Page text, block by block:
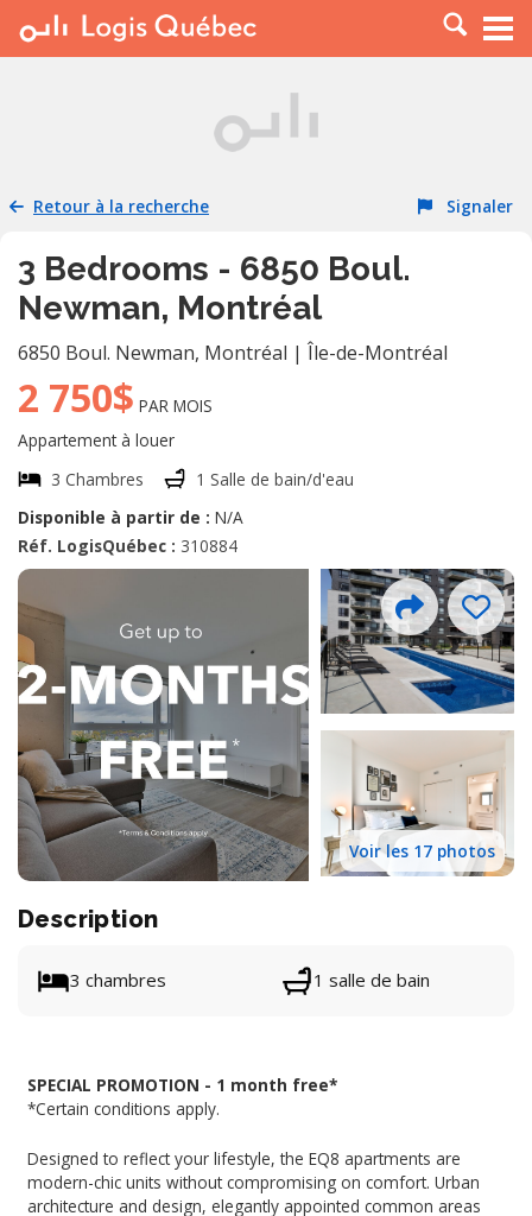
À LOUER
PLACER UNE ANNONCE
RESSOURCES
Retour à la recherche Signaler
3 Bedrooms - 6850 Boul.
Newman, Montréal
6850 Boul. Newman, Montréal | Île-de-Montréal
2 750$ PAR MOIS
Appartement à louer
3 Chambres
1 Salle de bain/d'eau
Disponible à partir de : N/A
Réf. LogisQuébec : 310884
Voir les 17 photos
Description
3 chambres 1 salle de bain
SPECIAL PROMOTION - 1 month free*
*Certain conditions apply.
Designed to reflect your lifestyle, the EQ8 apartments are
modern-chic units without compromising on comfort. Urban
architecture and design, elegantly appointed common areas